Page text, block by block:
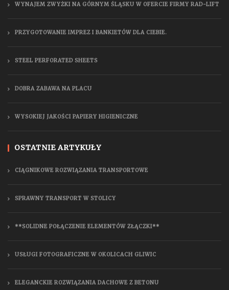
WYNAJEM ZWYŻKI NA GÓRNYM ŚLĄSKU W OFERCIE FIRMY RAD-LIFT
PRZYGOTOWANIE IMPREZ I BANKIETÓW DLA CIEBIE.
STEEL PERFORATED SHEETS
DOBRA ZABAWA NA PLACU
WYSOKIEJ JAKOŚCI PAPIERY HIGIENICZNE
OSTATNIE ARTYKUŁY
CIĄGNIKOWE ROZWIĄZANIA TRANSPORTOWE
SPRAWNY TRANSPORT W STOLICY
**SOLIDNE POŁĄCZENIE ELEMENTÓW ZŁĄCZKI**
USŁUGI FOTOGRAFICZNE W OKOLICACH GLIWIC
ELEGANCKIE ROZWIĄZANIA DACHOWE Z BETONU